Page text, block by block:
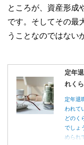
ところが、資産形成
です。そしてその最
うことなのではない
定年
れく
定年退
われて
どのく
でしょ
められ